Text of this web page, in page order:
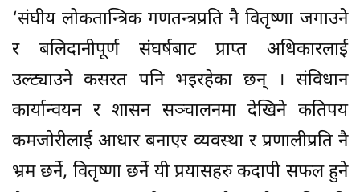
‘संघीय लोकतान्त्रिक गणतन्त्रप्रति नै वितृष्णा जगाउने
र बलिदानीपूर्ण संघर्षबाट प्राप्त अधिकारलाई
उल्ट्याउने कसरत पनि भइरहेका छन् । संविधान
कार्यान्वयन र शासन सञ्चालनमा देखिने कतिपय
कमजोरीलाई आधार बनाएर व्यवस्था र प्रणालीप्रति नै
भ्रम छर्ने, वितृष्णा छर्ने यी प्रयासहरु कदापी सफल हुने